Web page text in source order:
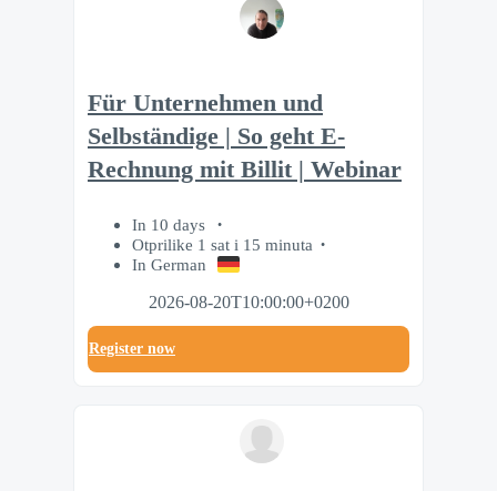
Für Unternehmen und
Selbständige | So geht E-
Rechnung mit Billit | Webinar
In 10 days
Otprilike 1 sat i 15 minuta
In German
2026-08-20T10:00:00+0200
Register now